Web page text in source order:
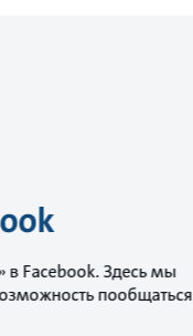
в Facebook. Здесь мы
пообщаться